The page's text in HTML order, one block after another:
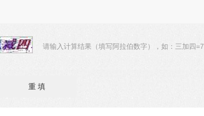
请输入计算结果（填写阿拉伯数字），如：三加四=7